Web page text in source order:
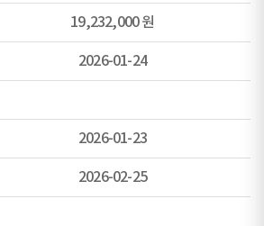
19,232,000 원
2026-01-24
2026-01-23
2026-02-25